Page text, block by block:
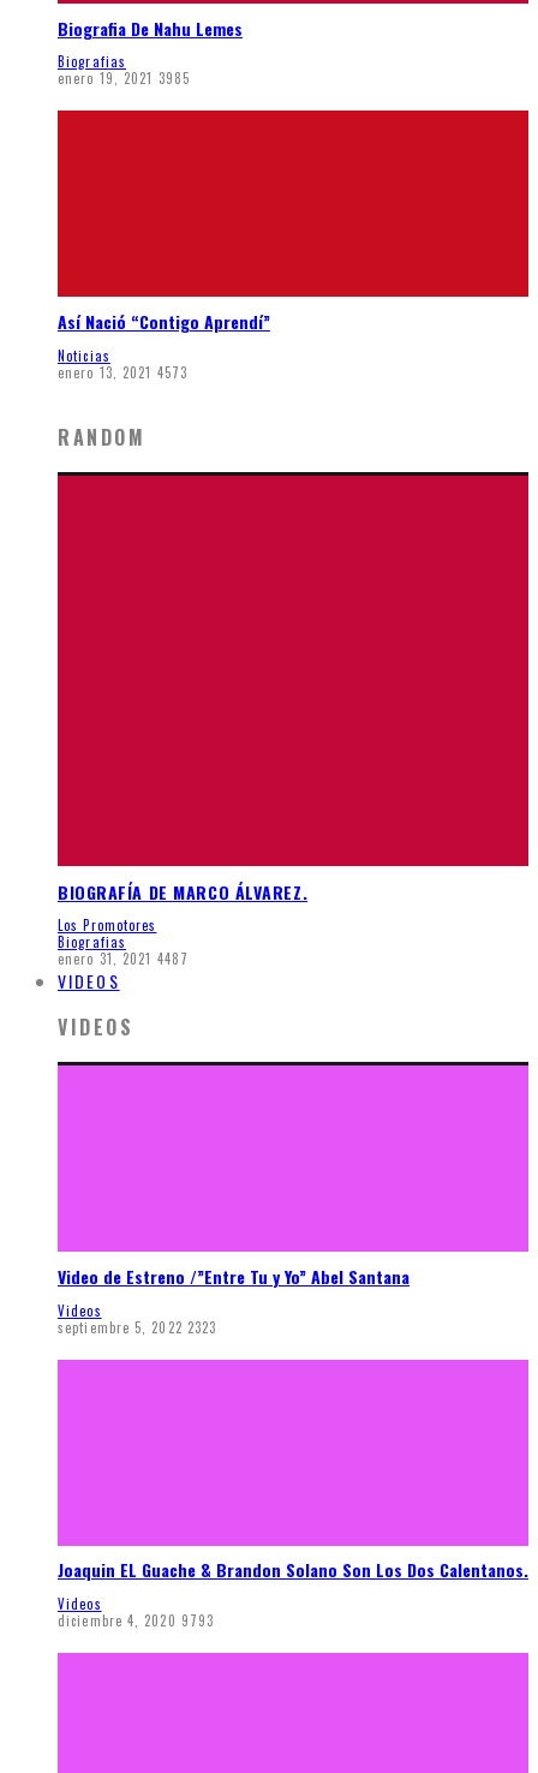
Biografia De Nahu Lemes
Biografias
enero 19, 2021 3985
Así Nació “Contigo Aprendí”
Noticias
enero 13, 2021 4573
RANDOM
BIOGRAFÍA DE MARCO ÁLVAREZ.
Los Promotores
Biografias
enero 31, 2021 4487
VIDEOS
VIDEOS
Video de Estreno /”Entre Tu y Yo” Abel Santana
Videos
septiembre 5, 2022 2323
Joaquin EL Guache & Brandon Solano Son Los Dos Calentanos.
Videos
diciembre 4, 2020 9793